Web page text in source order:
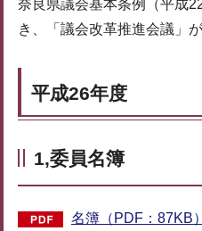
奈良県議会基本条例（平成
き、「議会改革推進会議」
平成26年度
1,委員名簿
名簿（PDF：87KB）